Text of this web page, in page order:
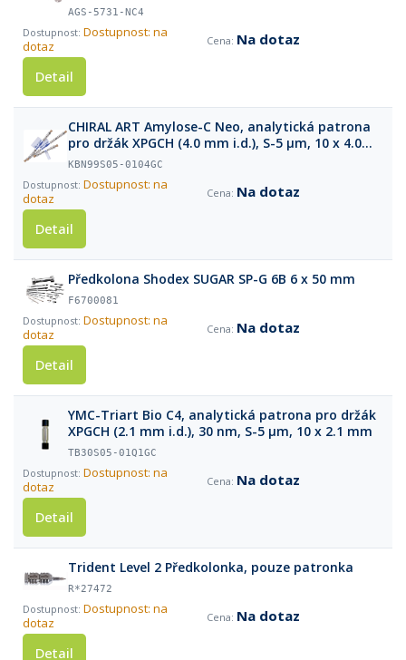
AGS-5731-NC4
Dostupnost: na
dotaz
Na dotaz
Detail
CHIRAL ART Amylose-C Neo, analytická patrona
pro držák XPGCH (4.0 mm i.d.), S-5 µm, 10 x 4.0
mm
KBN99S05-0104GC
Dostupnost: na
dotaz
Na dotaz
Detail
Předkolona Shodex SUGAR SP-G 6B 6 x 50 mm
F6700081
Dostupnost: na
dotaz
Na dotaz
Detail
YMC-Triart Bio C4, analytická patrona pro držák
XPGCH (2.1 mm i.d.), 30 nm, S-5 µm, 10 x 2.1 mm
TB30S05-01Q1GC
Dostupnost: na
dotaz
Na dotaz
Detail
Trident Level 2 Předkolonka, pouze patronka
R*27472
Dostupnost: na
dotaz
Na dotaz
Detail